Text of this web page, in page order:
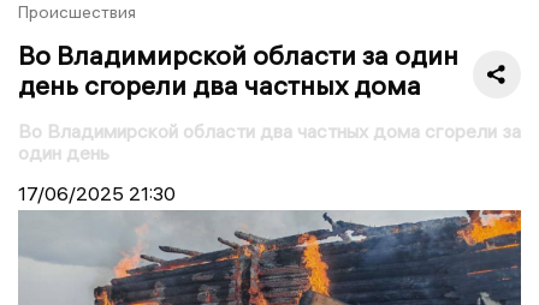
Происшествия
Во Владимирской области за один
день сгорели два частных дома
Во Владимирской области два частных дома сгорели за
один день
17/06/2025 21:30